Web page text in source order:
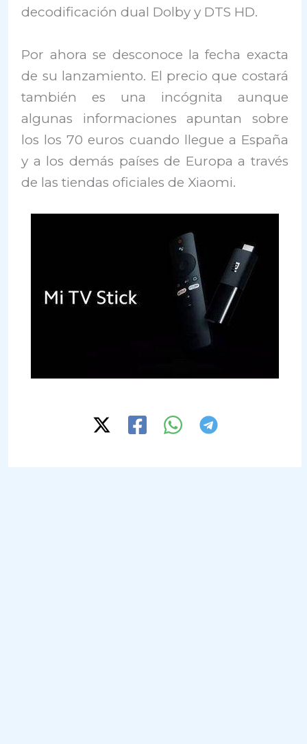
decodificación dual Dolby y DTS HD.
Por ahora se desconoce la fecha exacta
de su lanzamiento. El precio que costará
también es una incógnita aunque
algunas informaciones apuntan sobre
los los 70 euros cuando llegue a España
y a los demás países de Europa a través
de las tiendas oficiales de Xiaomi.